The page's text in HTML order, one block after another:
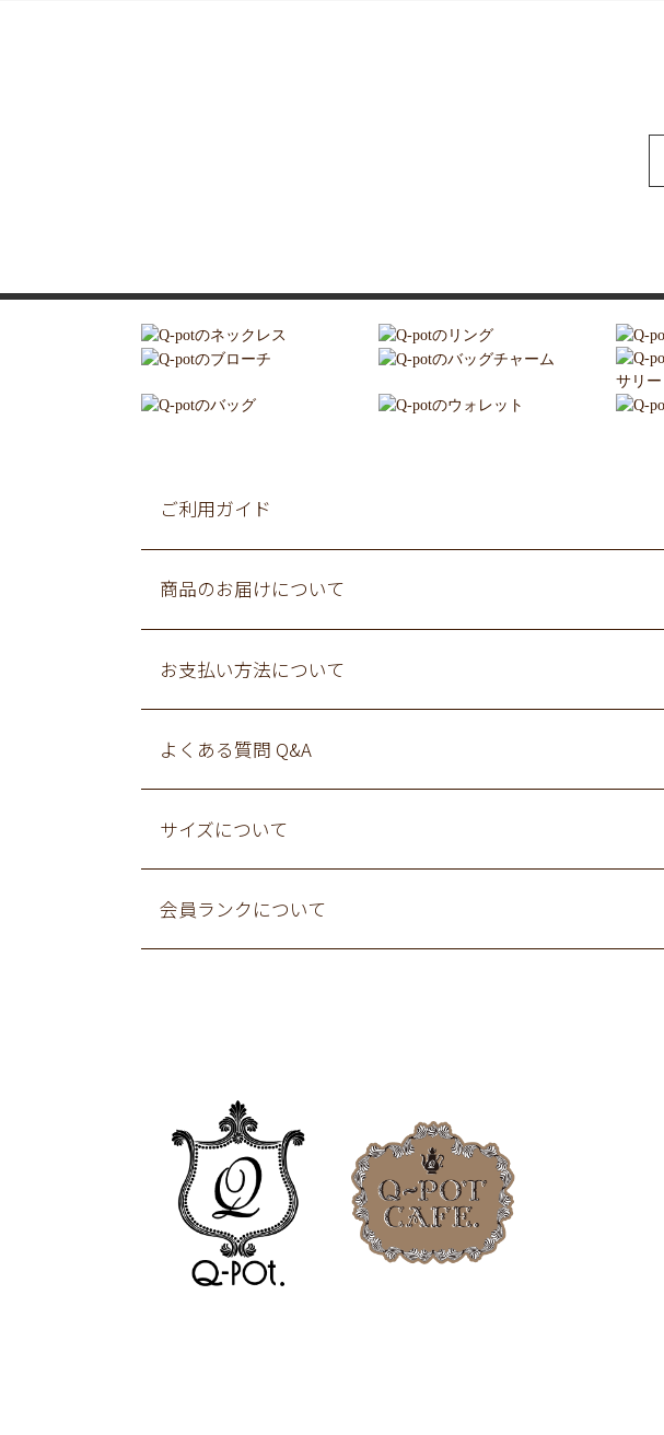
ご利用ガイド
商品のお届けについて
お支払い方法について
よくある質問 Q&A
サイズについて
会員ランクについて